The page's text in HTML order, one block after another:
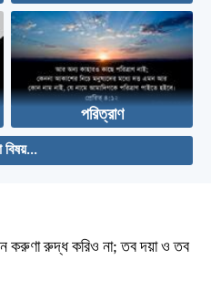
পরিত্রাণ
করুণা রুদ্ধ করিও না; তব দয়া ও তব